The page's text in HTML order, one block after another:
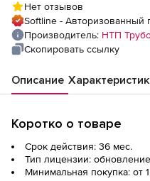
годНет отзывов
Softline - Авторизованный
Производитель: НТП
Скопировать ссылку
Описание
Коротко о товаре
Срок действия: 36 мес.
Тип лицензии: обновление
Минимальная покупка: от